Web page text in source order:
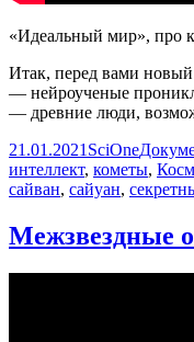
«Идеальный мир», про
Итак, перед вами
— нейроученые
— древние люди,
Опубликовано
21.01.2021 Автор
SciOne
интеллект, кометы,
сайван, сайуан,
Межзвездные